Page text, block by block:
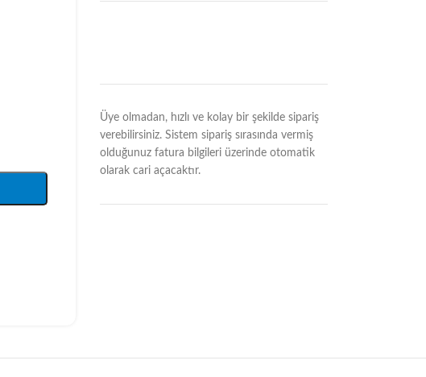
Üye olmadan, hızlı ve kolay bir şekilde sipariş
verebilirsiniz. Sistem sipariş sırasında vermiş
olduğunuz fatura bilgileri üzerinde otomatik
olarak cari açacaktır.